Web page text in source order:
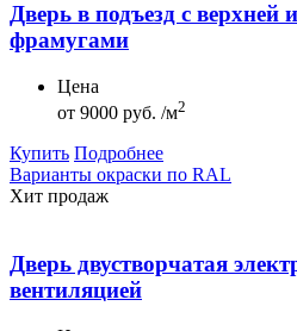
Дверь в подъезд с верхней
фрамугами
Цена
от 9000 руб. /м2
Купить Подробнее
Варианты окраски по RAL
Хит продаж
Дверь двустворчатая
вентиляцией